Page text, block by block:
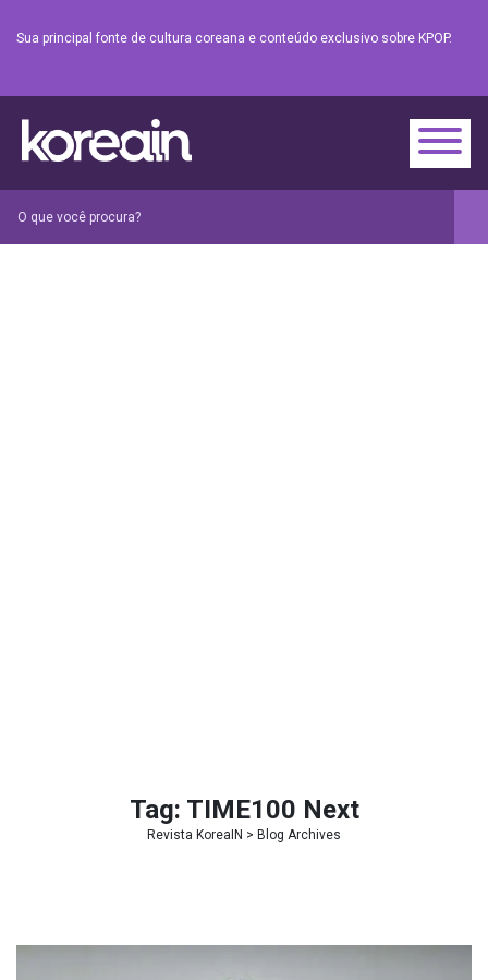
Sua principal fonte de cultura coreana e conteúdo exclusivo sobre KPOP.
Tag: TIME100 Next
Revista KoreaIN > Blog Archives